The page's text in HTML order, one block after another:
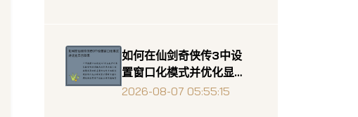
如何在仙剑奇侠传3中设
置窗口化模式并优化显
示效果
2026-08-07 05:55:15